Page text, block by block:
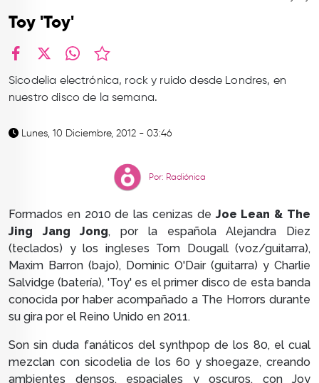
Toy 'Toy'
Sicodelia electrónica, rock y ruido desde Londres, en
nuestro disco de la semana.
Lunes, 10 Diciembre, 2012 - 03:46
Por: Radiónica
Formados en 2010 de las cenizas de Joe Lean & The
Jing Jang Jong, por la españolaAlejandra Diez
(teclados) y los ingleses Tom Dougall (voz/guitarra),
Maxim Barron (bajo), Dominic O'Dair(guitarra) y Charlie
Salvidge (batería), 'Toy' es el primer disco de esta banda
conocida por haber acompañado a The Horrors durante
su gira por el Reino Unido en 2011.
Son sin duda fanáticos del synthpop de los 80, el cual
mezclan con sicodelia de los 60 y shoegaze, creando
ambientes densos, espaciales y oscuros, con Joy